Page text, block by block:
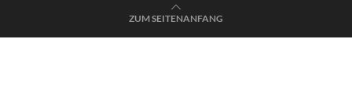
ZUM SEITENANFANG